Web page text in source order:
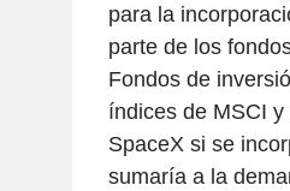
para la
parte de los
Fondos de
índices de MSCI
SpaceX si se
sumaría a la